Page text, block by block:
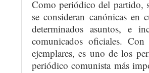
Como periódico del partido,
se consideran canónicas
determinados asuntos, e
comunicados oficiales.
ejemplares, es uno de los
periódico comunista más